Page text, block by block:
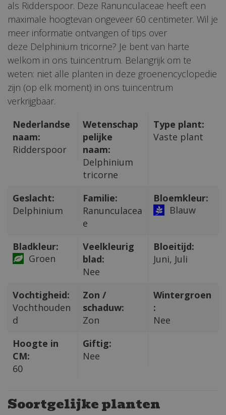
als Ridderspoor. Deze Ranunculaceae heeft een
maximale hoogtevan ongeveer 60 centimeter. Wil je
meer informatie ontvangen of tips over
deze Delphinium tricorne? Je bent van harte
welkom in ons tuincentrum. Belangrijk om te
weten: niet alle planten in deze groenencyclopedie
zijn (op elk moment) in ons tuincentrum
verkrijgbaar.
Nederlandse
naam:
Ridderspoor
Wetenschap
pelijke
naam:
Delphinium
tricorne
Type plant:
Vaste plant
Geslacht:
Delphinium
Familie:
Ranunculacea
e
Bloemkleur:
Blauw
Bladkleur:
Groen
Veelkleurig
blad:
Nee
Bloeitijd:
Juni, Juli
Vochtigheid:
Vochthouden
d
Zon /
schaduw:
Zon
Wintergroen
:
Nee
Hoogte in
CM:
60
Giftig:
Nee
Soortgelijke planten